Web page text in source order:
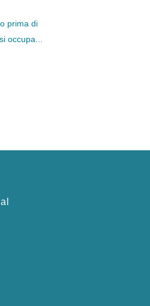
prima di
occupa...